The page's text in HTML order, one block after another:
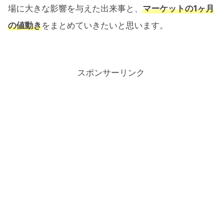
場に大きな影響を与えた出来事と、 マーケットの1ヶ月
の値動きをまとめていきたいと思います。
スポンサーリンク